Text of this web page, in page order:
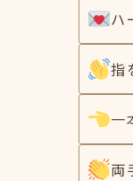
ハ
指
一
両